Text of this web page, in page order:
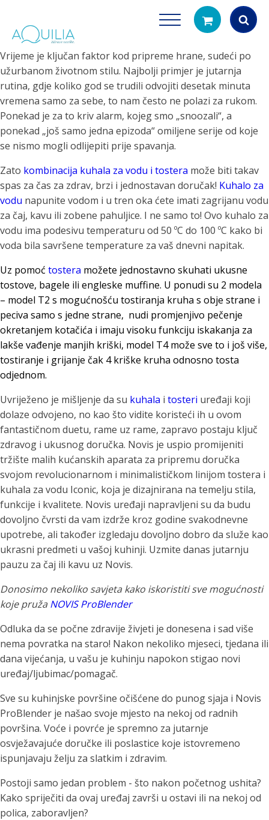
Products
search
Vrijeme je ključan faktor kod pripreme hrane, sudeći po
užurbanom životnom stilu. Najbolji primjer je jutarnja
rutina, gdje koliko god se trudili odvojiti desetak minuta
vremena samo za sebe, to nam često ne polazi za rukom.
Ponekad je za to kriv alarm, kojeg smo „snoozali“, a
ponekad „još samo jedna epizoda“ omiljene serije od koje
se nismo mogli odlijepiti prije spavanja.
Zato kombinacija kuhala za vodu i tostera može biti takav
spas za čas za zdrav, brzi i jednostavan doručak! Kuhalo za
vodu napunite vodom i u tren oka ćete imati zagrijanu vodu
za čaj, kavu ili zobene pahuljice. I ne samo to! Ovo kuhalo za
vodu ima podesivu temperaturu od 50 ºC do 100 ºC kako bi
voda bila savršene temperature za vaš dnevni napitak.
Uz pomoć tostera možete jednostavno skuhati ukusne
tostove, bagele ili engleske muffine. U ponudi su 2 modela
– model T2 s mogućnošću tostiranja kruha s obje strane i
peciva samo s jedne strane, nudi promjenjivo pečenje
okretanjem kotačića i imaju visoku funkciju iskakanja za
lakše vađenje manjih kriški, model T4 može sve to i još više,
tostiranje i grijanje čak 4 kriške kruha odnosno tosta
odjednom.
Uvriježeno je mišljenje da su kuhala i tosteri uređaji koji
dolaze odvojeno, no kao što vidite koristeći ih u ovom
fantastičnom duetu, rame uz rame, zapravo postaju ključ
zdravog i ukusnog doručka. Novis je uspio promijeniti
tržište malih kućanskih aparata za pripremu doručka
svojom revolucionarnom i minimalističkom linijom tostera i
kuhala za vodu Iconic, koja je dizajnirana na temelju stila,
funkcije i kvalitete. Novis uređaji napravljeni su da budu
dovoljno čvrsti da vam izdrže kroz godine svakodnevne
upotrebe, ali također izgledaju dovoljno dobro da služe kao
ukrasni predmeti u vašoj kuhinji. Uzmite danas jutarnju
pauzu za čaj ili kavu uz Novis.
Donosimo nekoliko savjeta kako iskoristiti sve mogućnosti
koje pruža NOVIS ProBlender
Odluka da se počne zdravije živjeti je donesena i sad više
nema povratka na staro! Nakon nekoliko mjeseci, tjedana ili
dana vijećanja, u vašu je kuhinju napokon stigao novi
uređaj/ljubimac/pomagač.
Sve su kuhinjske površine očišćene do punog sjaja i Novis
ProBlender je našao svoje mjesto na nekoj od radnih
površina. Voće i povrće je spremno za jutarnje
osvježavajuće doručke ili poslastice koje istovremeno
ispunjavaju želju za slatkim i zdravim.
Postoji samo jedan problem - što nakon početnog ushita?
Kako spriječiti da ovaj uređaj završi u ostavi ili na nekoj od
polica, zaboravljen?
Tuš glave
filtriranje vode za tuširanje
Vrčevi za
Potpuno prijenosno
čistu vodu za